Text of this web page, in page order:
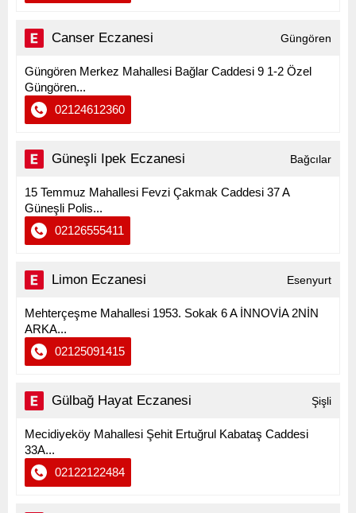
Canser Eczanesi Güngören
Güngören Merkez Mahallesi Bağlar Caddesi 9 1-2 Özel
Güngören...
02124612360
Güneşli Ipek Eczanesi Bağcılar
15 Temmuz Mahallesi Fevzi Çakmak Caddesi 37 A
Güneşli Polis...
02126555411
Limon Eczanesi Esenyurt
Mehterçeşme Mahallesi 1953. Sokak 6 A İNNOVİA 2NİN
ARKA...
02125091415
Gülbağ Hayat Eczanesi Şişli
Mecidiyeköy Mahallesi Şehit Ertuğrul Kabataş Caddesi
33A...
02122122484